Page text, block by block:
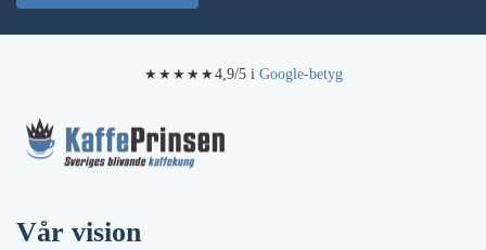
★★★★★4,9/5 i Google-betyg
Vår vision